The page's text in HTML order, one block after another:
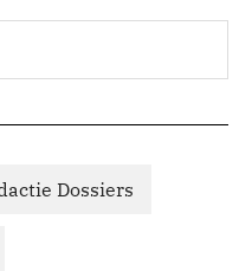
Dossiers